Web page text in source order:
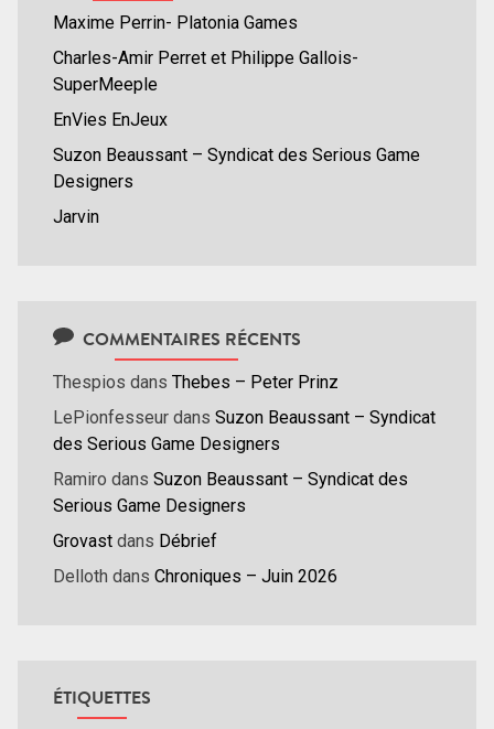
Maxime Perrin- Platonia Games
Charles-Amir Perret et Philippe Gallois-
SuperMeeple
EnVies EnJeux
Suzon Beaussant – Syndicat des Serious Game
Designers
Jarvin
COMMENTAIRES RÉCENTS
Thespios dans Thebes – Peter Prinz
LePionfesseur dans Suzon Beaussant – Syndicat
des Serious Game Designers
Ramiro dans Suzon Beaussant – Syndicat des
Serious Game Designers
Grovast dans Débrief
Delloth dans Chroniques – Juin 2026
ÉTIQUETTES